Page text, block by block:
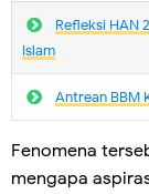
Refleksi HAN
Islam
Antrean BBM
Fenomena
mengapa